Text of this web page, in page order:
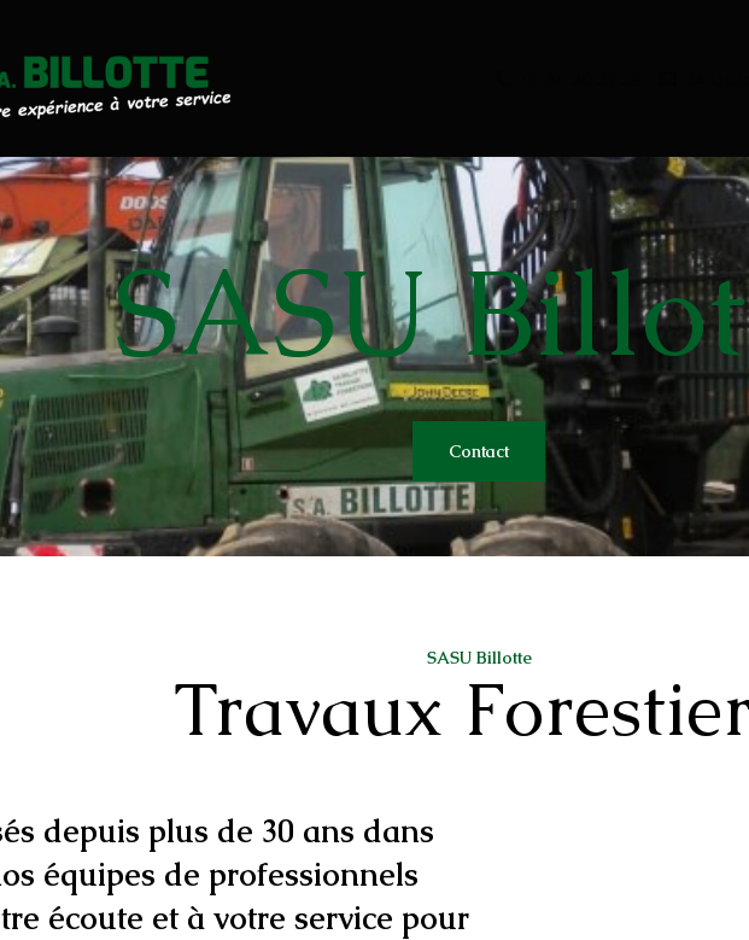
Déchets Bois
SASU
Contact
SASU Billotte
Travaux
depuis plus de 30 ans dans
équipes de professionnels
écoute et à votre service pour